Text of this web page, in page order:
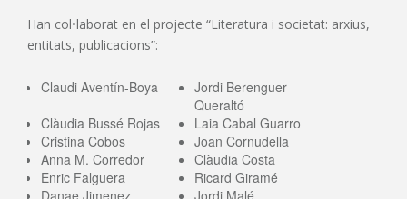
Han col•laborat en el projecte “Literatura i societat: arxius,
entitats, publicacions”:
Claudi Aventín-Boya
Jordi Berenguer
Queraltó
Clàudia Bussé Rojas
Laia Cabal Guarro
Cristina Cobos
Joan Cornudella
Anna M. Corredor
Clàudia Costa
Enric Falguera
Ricard Giramé